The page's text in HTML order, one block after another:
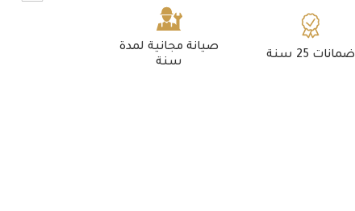
ضمانات 25 سنة
صيانة مجانية لمدة
سنة